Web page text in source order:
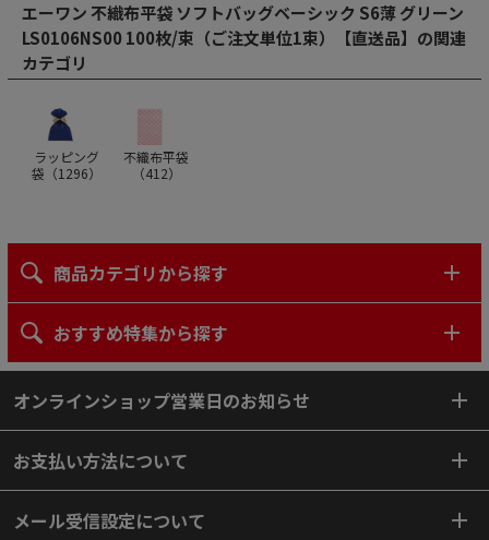
エーワン 不織布平袋 ソフトバッグベーシック S6薄 グリーン
LS0106NS00 100枚/束（ご注文単位1束）【直送品】の関連
カテゴリ
ラッピング
袋（1296）
不織布平袋
（412）
商品カテゴリから探す
おすすめ特集から探す
オンラインショップ営業日のお知らせ
お支払い方法について
メール受信設定について